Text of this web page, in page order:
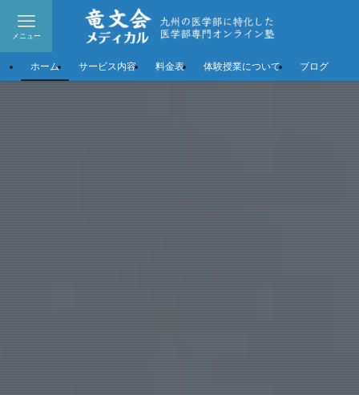
メニュー
ホーム サービス内容 料金表 体験授業について ブログ